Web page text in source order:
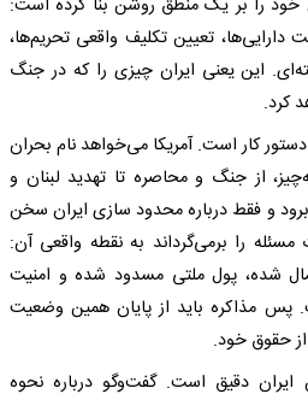
خود را بر یک منطق روشن بنا کرده است:
دارایی‌ها، تعیین تکلیف واقعی تحریم‌ها،
این یعنی ایران چیزی را که در جنگ
کرد.
کار است. آمریکا می‌خواهد نام بحران
از جنگ و محاصره تا تهدید لبنان و
و فقط درباره محدود سازی ایران سخن
را برمی‌گرداند به نقطه واقعی آن:
شده، پول ملتی مسدود شده و امنیت
مذاکره باید از پایان همین وضعیت
از حقوق خود.
دقیق است. گفت‌وگو درباره نحوه